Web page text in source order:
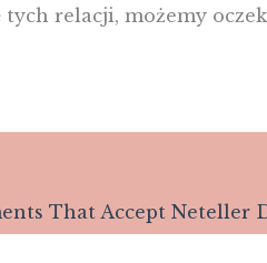
relacji, możemy